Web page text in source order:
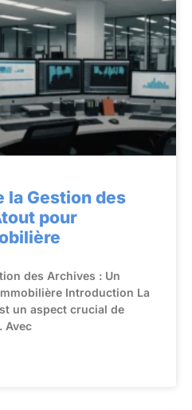
la Gestion des
pour
des Archives : Un
Introduction La
un aspect crucial de
Avec